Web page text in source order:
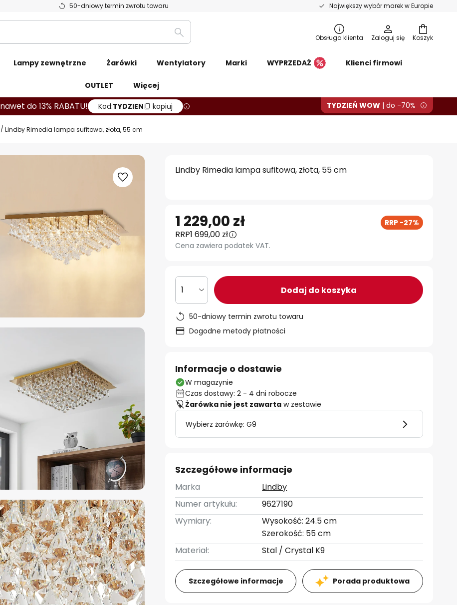
50-dniowy termin zwrotu towaru Największy wybór marek w Europie
Koszyk
Szukaj
Obsługa klienta Zaloguj się
Lampy zewnętrzne Żarówki Wentylatory Marki WYPRZEDAŻ Klienci firmowi
OUTLET Więcej
nawet do 13% RABATU! Kod:TYDZIEN kopiuj TYDZIEŃ WOW | do -70%
Lindby Rimedia lampa sufitowa, złota, 55 cm
Lindby Rimedia lampa sufitowa, złota, 55 cm
1 229,00 zł RRP -27%
RRP1 699,00 zł
Cena zawiera podatek VAT.
1 Dodaj do koszyka
50-dniowy termin zwrotu towaru
Dogodne metody płatności
Informacje o dostawie
W magazynie
Czas dostawy: 2 - 4 dni robocze
Żarówka nie jest zawarta w zestawie
Wybierz żarówkę: G9
Szczegółowe informacje
Marka
Lindby
Numer artykułu:
9627190
Wymiary:
Wysokość: 24.5 cm
Szerokość: 55 cm
Materiał:
Stal / Crystal K9
Szczegółowe informacje Porada produktowa